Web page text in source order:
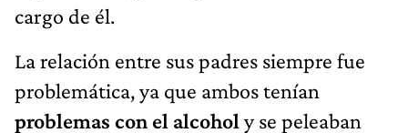
cargo de él.
La relación entre sus padres siempre fue
problemática, ya que ambos tenían
problemas con el alcohol y se peleaban